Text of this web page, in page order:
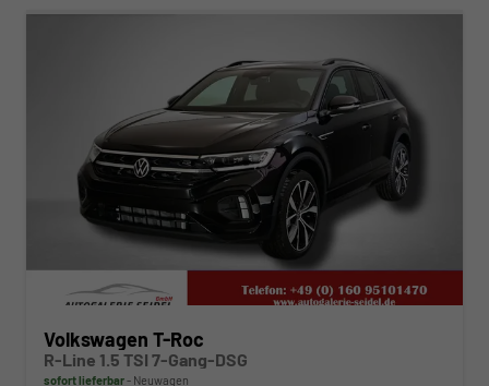
Volkswagen T-Roc
R-Line 1.5 TSI 7-Gang-DSG
sofort lieferbar Neuwagen